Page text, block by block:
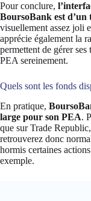
Pour conclure,
BoursoBank est d’un
visuellement assez joli
apprécie également la
permettent de gérer ses
PEA sereinement.
Quels sont les fonds
En pratique,
large pour son PEA.
que sur Trade
retrouverez donc
hormis certaines
exemple.